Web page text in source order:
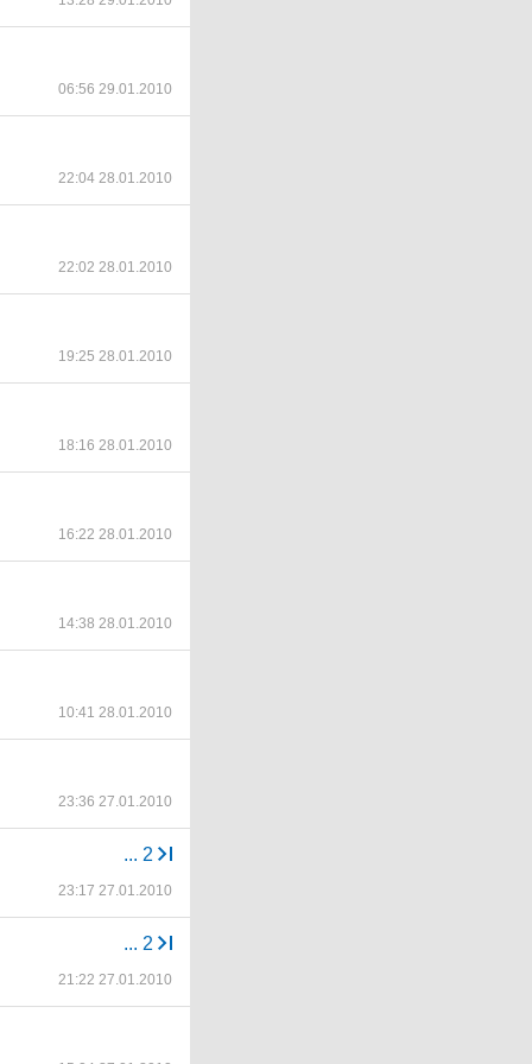
06:56 29.01.2010
22:04 28.01.2010
22:02 28.01.2010
19:25 28.01.2010
18:16 28.01.2010
16:22 28.01.2010
14:38 28.01.2010
10:41 28.01.2010
23:36 27.01.2010
... 2
23:17 27.01.2010
... 2
21:22 27.01.2010